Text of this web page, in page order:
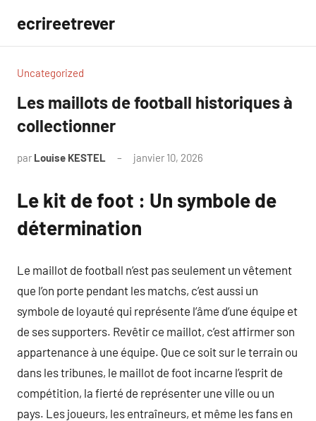
contenu
ecrireetrever
Uncategorized
Les maillots de football historiques à
collectionner
par Louise KESTEL janvier 10, 2026
Le kit de foot : Un symbole de
détermination
Le maillot de football n’est pas seulement un vêtement
que l’on porte pendant les matchs, c’est aussi un
symbole de loyauté qui représente l’âme d’une équipe et
de ses supporters. Revêtir ce maillot, c’est affirmer son
appartenance à une équipe. Que ce soit sur le terrain ou
dans les tribunes, le maillot de foot incarne l’esprit de
compétition, la fierté de représenter une ville ou un
pays. Les joueurs, les entraîneurs, et même les fans en